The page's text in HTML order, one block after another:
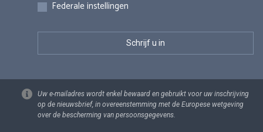
Federale instellingen
Uw e-mailadres wordt enkel bewaard en gebruikt voor uw inschrijving
op de nieuwsbrief, in overeenstemming met de Europese wetgeving
over de bescherming van persoonsgegevens.